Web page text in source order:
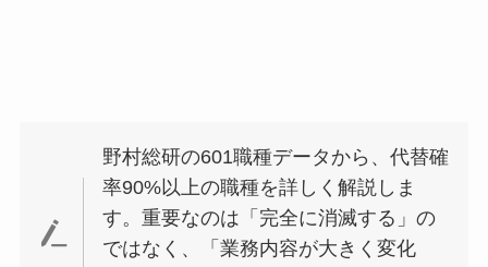
野村総研の601職種データから、代替確
率90%以上の職種を詳しく解説しま
す。重要なのは「完全に消滅する」の
ではなく、「業務内容が大きく変化